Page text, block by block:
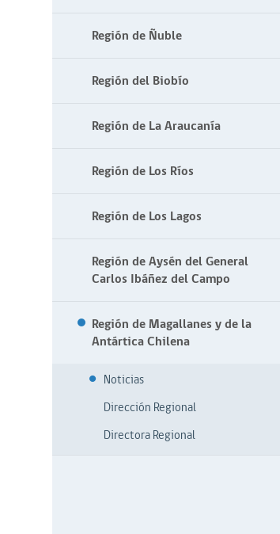
Región de Ñuble
Región del Biobío
Región de La Araucanía
Región de Los Ríos
Región de Los Lagos
Región de Aysén del General
Carlos Ibáñez del Campo
Región de Magallanes y de la
Antártica Chilena
Noticias
Dirección Regional
Directora Regional